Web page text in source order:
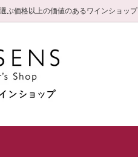
ぶ価格以上の価値のあるワインショップ